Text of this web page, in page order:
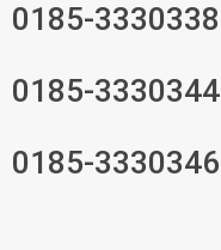
0185-3330338
0185-3330344
0185-3330346